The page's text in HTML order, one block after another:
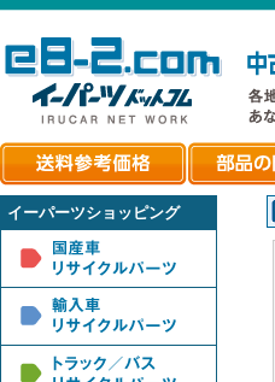
イーパーツショッピング